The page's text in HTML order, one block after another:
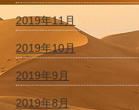
2019年11月
2019年10月
2019年9月
2019年8月